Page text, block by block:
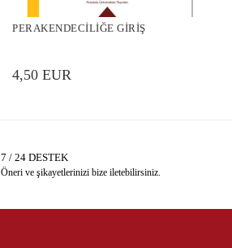
PERAKENDECİLİĞE GİRİŞ
4,50 EUR
7 / 24 DESTEK
Öneri ve şikayetlerinizi bize iletebilirsiniz.